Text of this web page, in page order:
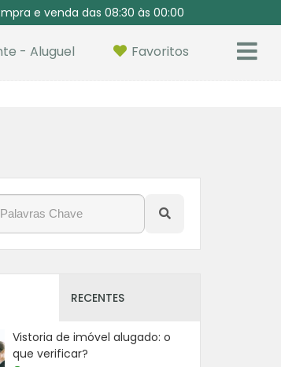
e venda das 08:30 às 00:00
- Aluguel Favoritos
RECENTES
Vistoria de imóvel alugado: o
que verificar?